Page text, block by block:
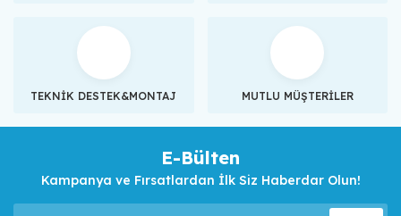
TEKNİK DESTEK&MONTAJ MUTLU MÜŞTERİLER
E-Bülten
Kampanya ve Fırsatlardan İlk Siz Haberdar Olun!